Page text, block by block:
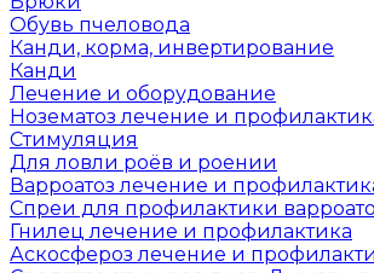
Обувь пчеловода
Канди, корма, инвертирование
Канди
Лечение и оборудование
Нозематоз лечение и
Стимуляция
Для ловли роёв и роении
Варроатоз лечение и
Спреи для профилактики
Гнилец лечение и профилактика
Аскосфероз лечение и